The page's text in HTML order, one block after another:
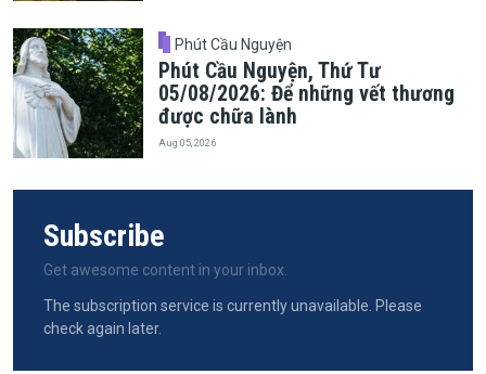
Phút Cầu Nguyện
Phút Cầu Nguyện, Thứ Tư
05/08/2026: Để những vết thương
được chữa lành
Aug 05, 2026
Subscribe
Get awesome content in your inbox.
The subscription service is currently unavailable. Please
check again later.